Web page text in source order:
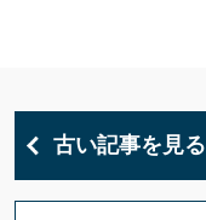
古い記事を見る